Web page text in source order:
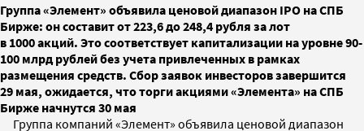
Группа «Элемент» объявила ценовой диапазон IPO на СПБ
Бирже: он составит от 223,6 до 248,4 рубля за лот
в 1000 акций. Это соответствует капитализации на уровне 90-
100 млрд рублей без учета привлеченных в рамках
размещения средств. Сбор заявок инвесторов завершится
29 мая, ожидается, что торги акциями «Элемента» на СПБ
Бирже начнутся 30 мая
Группа компаний «Элемент» объявила ценовой диапазон